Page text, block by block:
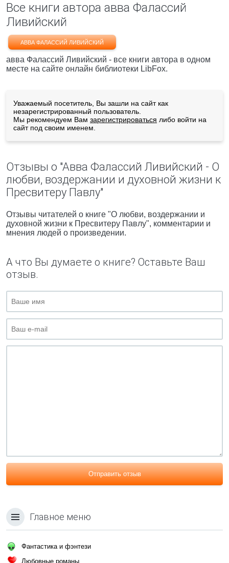
Все книги автора авва Фалассий
Ливийский
АВВА ФАЛАССИЙ ЛИВИЙСКИЙ
авва Фалассий Ливийский - все книги автора в одном
месте на сайте онлайн библиотеки LibFox.
Уважаемый посетитель, Вы зашли на сайт как
незарегистрированный пользователь.
Мы рекомендуем Вам зарегистрироваться либо войти на
сайт под своим именем.
Отзывы о "Авва Фалассий Ливийский - О
любви, воздержании и духовной жизни к
Пресвитеру Павлу"
Отзывы читателей о книге "О любви, воздержании и
духовной жизни к Пресвитеру Павлу", комментарии и
мнения людей о произведении.
А что Вы думаете о книге? Оставьте Ваш
отзыв.
Отправить отзыв
Главное меню
Фантастика и фэнтези
Любовные романы